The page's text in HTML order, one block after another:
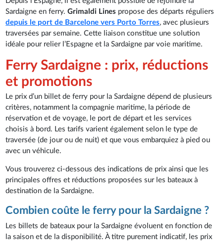
Sardaigne en ferry.Grimaldi Lines propose des départs réguliers
depuis le port de Barcelone vers Porto Torres, avec plusieurs
traversées par semaine. Cette liaison constitue une solution
idéale pour relier l’Espagne et la Sardaigne par voie maritime.
Ferry Sardaigne : prix, réductions
et promotions
Le prix d’un billet de ferry pour la Sardaigne dépend de plusieurs
critères, notamment la compagnie maritime, la période de
réservation et de voyage, le port de départ et les services
choisis à bord. Les tarifs varient également selon le type de
traversée (de jour ou de nuit) et que vous embarquiez à pied ou
avec un véhicule.
Vous trouverez ci-dessous des indications de prix ainsi que les
principales offres et réductions proposées sur les bateaux à
destination de la Sardaigne.
Combien coûte le ferry pour la Sardaigne ?
Les billets de bateaux pour la Sardaigne évoluent en fonction de
la saison et de la disponibilité. À titre purement indicatif, les prix